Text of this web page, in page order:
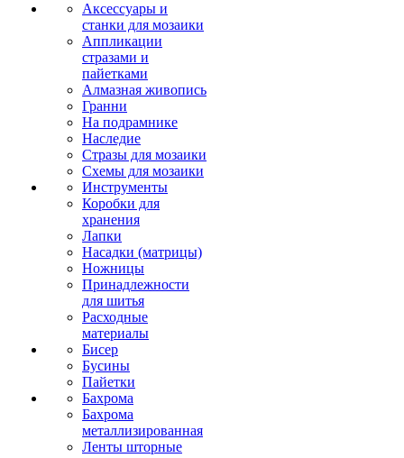
Аксессуары и
станки для мозаики
Аппликации
стразами и
пайетками
Алмазная живопись
Гранни
На подрамнике
Наследие
Стразы для мозаики
Схемы для мозаики
Инструменты
Коробки для
хранения
Лапки
Насадки (матрицы)
Ножницы
Принадлежности
для шитья
Расходные
материалы
Бисер
Бусины
Пайетки
Бахрома
Бахрома
металлизированная
Ленты шторные